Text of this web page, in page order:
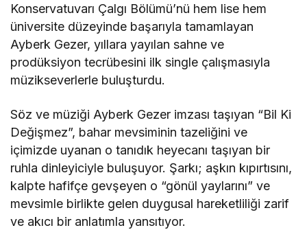
Konservatuvarı Çalgı Bölümü’nü hem lise hem
üniversite düzeyinde başarıyla tamamlayan
Ayberk Gezer, yıllara yayılan sahne ve
prodüksiyon tecrübesini ilk single çalışmasıyla
müzikseverlerle buluşturdu.
Söz ve müziği Ayberk Gezer imzası taşıyan “Bil Ki
Değişmez”, bahar mevsiminin tazeliğini ve
içimizde uyanan o tanıdık heyecanı taşıyan bir
ruhla dinleyiciyle buluşuyor. Şarkı; aşkın kıpırtısını,
kalpte hafifçe gevşeyen o “gönül yaylarını” ve
mevsimle birlikte gelen duygusal hareketliliği zarif
ve akıcı bir anlatımla yansıtıyor.